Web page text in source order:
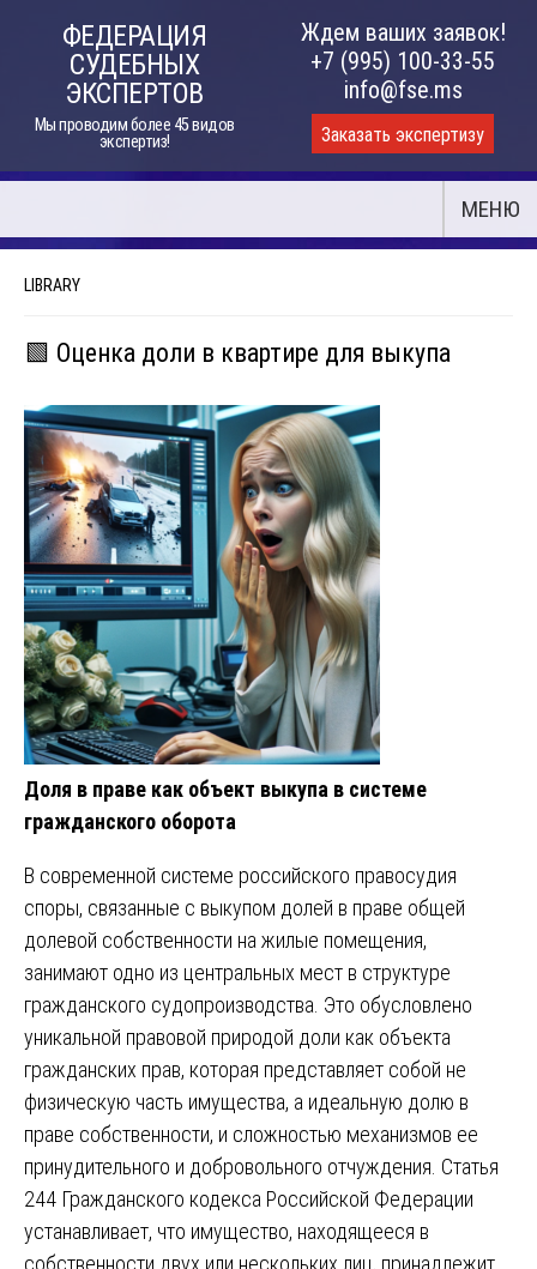
ФЕДЕРАЦИЯ
СУДЕБНЫХ
ЭКСПЕРТОВ
Мы проводим более 45 видов
экспертиз!
Ждем ваших заявок!
+7 (995) 100-33-55
info@fse.ms
Заказать экспертизу
МЕНЮ
LIBRARY
🟩 Оценка доли в квартире для выкупа
Доля в праве как объект выкупа в системе
гражданского оборота
В современной системе российского правосудия
споры, связанные с выкупом долей в праве общей
долевой собственности на жилые помещения,
занимают одно из центральных мест в структуре
гражданского судопроизводства. Это обусловлено
уникальной правовой природой доли как объекта
гражданских прав, которая представляет собой не
физическую часть имущества, а идеальную долю в
праве собственности, и сложностью механизмов ее
принудительного и добровольного отчуждения. Статья
244 Гражданского кодекса Российской Федерации
устанавливает, что имущество, находящееся в
собственности двух или нескольких лиц, принадлежит